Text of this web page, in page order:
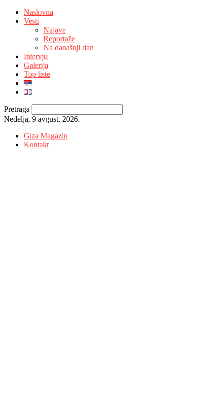
Naslovna
Vesti
Najave
Reportaže
Na današnji dan
Intervju
Galerija
Top liste
Pretraga
Nedelja, 9 avgust, 2026.
Giza Magazin
Kontakt